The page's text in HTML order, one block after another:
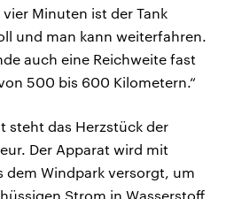
Minuten ist der Tank
und man kann weiterfahren.
auch eine Reichweite fast
500 bis 600 Kilometern.“
steht das Herzstück der
Der Apparat wird mit
dem Windpark versorgt, um
Strom in Wasserstoff